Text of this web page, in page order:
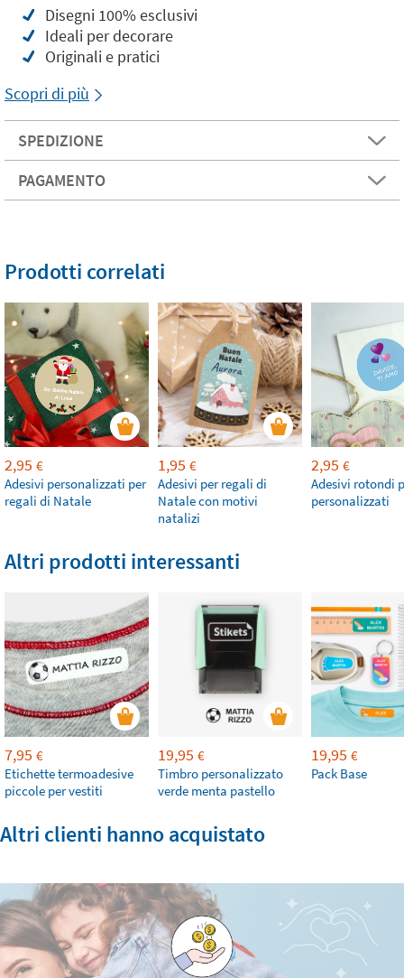
Disegni 100% esclusivi
Ideali per decorare
Originali e pratici
Scopri di più
SPEDIZIONE
PAGAMENTO
Prodotti correlati
2,95 €
Adesivi personalizzati per
regali di Natale
1,95 €
Adesivi per regali di
Natale con motivi
natalizi
2,95 €
Adesivi rotondi
personalizzati
Altri prodotti interessanti
7,95 €
Etichette termoadesive
piccole per vestiti
19,95 €
Timbro personalizzato
verde menta pastello
19,95 €
Pack Base
Altri clienti hanno acquistato